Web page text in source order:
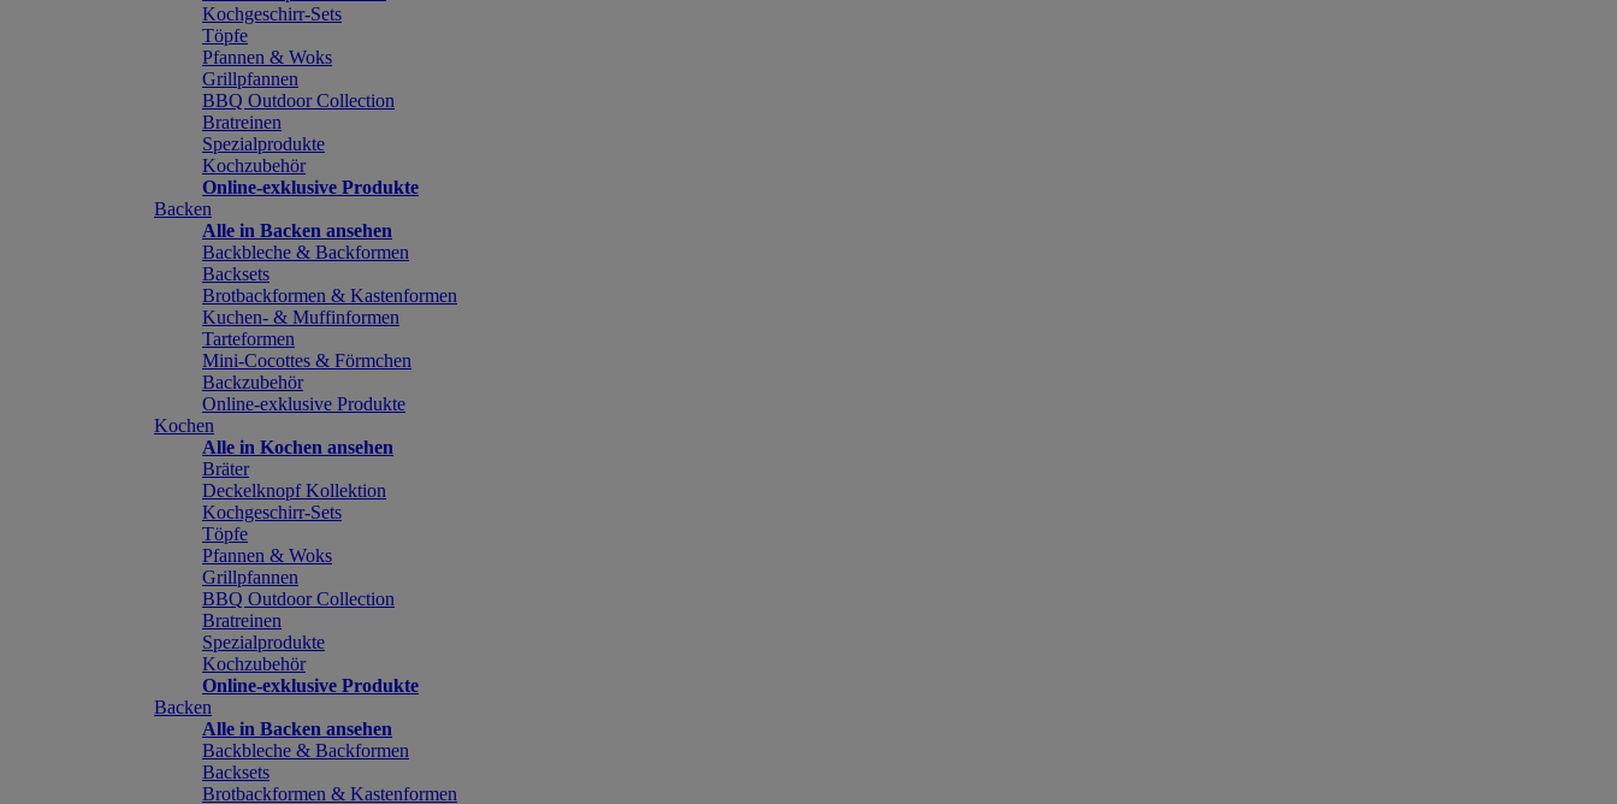
Kochgeschirr-Sets
Töpfe
Pfannen & Woks
Grillpfannen
BBQ Outdoor Collection
Bratreinen
Spezialprodukte
Kochzubehör
Online-exklusive Produkte
Backen
Alle in Backen ansehen
Backbleche & Backformen
Backsets
Brotbackformen & Kastenformen
Kuchen- & Muffinformen
Tarteformen
Mini-Cocottes & Förmchen
Backzubehör
Online-exklusive Produkte
Kochen
Alle in Kochen ansehen
Bräter
Deckelknopf Kollektion
Kochgeschirr-Sets
Töpfe
Pfannen & Woks
Grillpfannen
BBQ Outdoor Collection
Bratreinen
Spezialprodukte
Kochzubehör
Online-exklusive Produkte
Backen
Alle in Backen ansehen
Backbleche & Backformen
Backsets
Brotbackformen & Kastenformen